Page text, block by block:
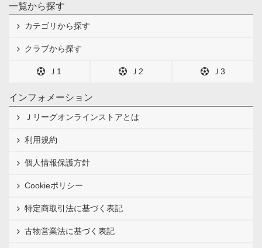
一覧から探す
カテゴリから探す
クラブから探す
Ｊ1 Ｊ2 Ｊ3
インフォメーション
Ｊリーグオンラインストアとは
利用規約
個人情報保護方針
Cookieポリシー
特定商取引法に基づく表記
古物営業法に基づく表記